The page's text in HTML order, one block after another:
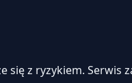
z ryzykiem. Serwis